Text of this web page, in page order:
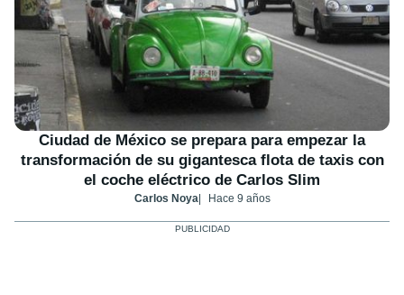
Ciudad de México se prepara para empezar la
transformación de su gigantesca flota de taxis con
el coche eléctrico de Carlos Slim
Carlos Noya Hace 9 años